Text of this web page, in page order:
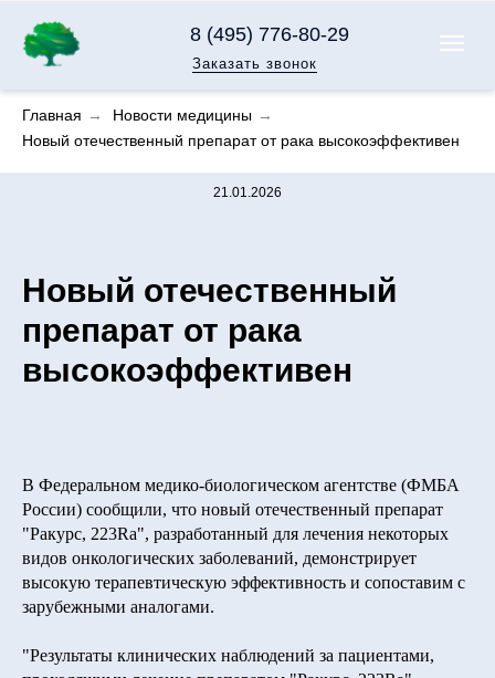
8 (495) 776-80-29
Заказать звонок
Главная → Новости медицины →
Новый отечественный препарат от рака высокоэффективен
21.01.2026
Новый отечественный
препарат от рака
высокоэффективен
В Федеральном медико-биологическом агентстве (ФМБА
России) сообщили, что новый отечественный препарат
"Ракурс, 223Ra", разработанный для лечения некоторых
видов онкологических заболеваний, демонстрирует
высокую терапевтическую эффективность и сопоставим с
зарубежными аналогами.
"Результаты клинических наблюдений за пациентами,